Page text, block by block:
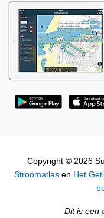
Copyright © 2026
Stroomatlasen Het
Dit is een